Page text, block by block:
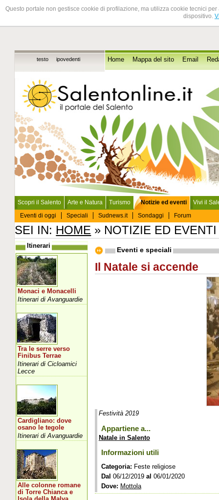
Questo portale non gestisce cookie di profilazione, ma utilizza cookie tecnici
dispositivo.
testo ipovedenti Home Mappa del sito Email
Scopri il Salento Arte e Natura Turismo
Notizie ed eventi
Eventi di oggi
Speciali Sudnews.it Sondaggi Forum
Vivi il
SEI IN: HOME » NOTIZIE ED
Eventi e speciali
Il Natale si accende
Festività 2019
Appartiene a...
Natale in Salento
Informazioni utili
Categoria: Feste religiose
Dal 06/12/2019 al 06/01/2020
Dove: Mottola
Itinerari
Monaci e Monacelli
Itinerari di Avanguardie
Tra le serre verso
Finibus Terrae
Itinerari di Cicloamici
Lecce
Cardigliano: dove
osano le tegole
Itinerari di Avanguardie
Alle colonne romane
di Torre Chianca e